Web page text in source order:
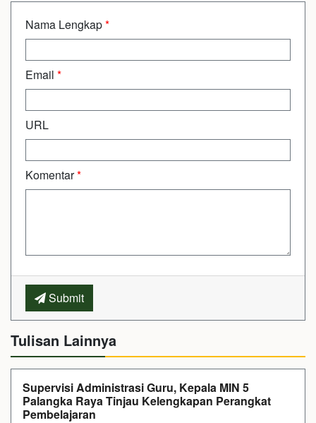
Nama Lengkap*
Email *
URL
Komentar*
Submit
Tulisan Lainnya
Supervisi Administrasi Guru, Kepala MIN 5
Palangka Raya Tinjau Kelengkapan Perangkat
Pembelajaran